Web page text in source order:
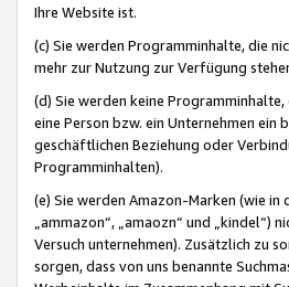
Ihre Website ist.
(c) Sie werden Programminhalte, die
mehr zur Nutzung zur Verfügung
(d) Sie werden keine
eine Person bzw. ein Unternehmen
geschäftlichen Beziehung oder
Programminhalten).
(e) Sie werden Amazon-Marken (wie in
„ammazon“, „amaozn“ und
Versuch unternehmen). Zusätzlich zu
sorgen, dass von uns benannte